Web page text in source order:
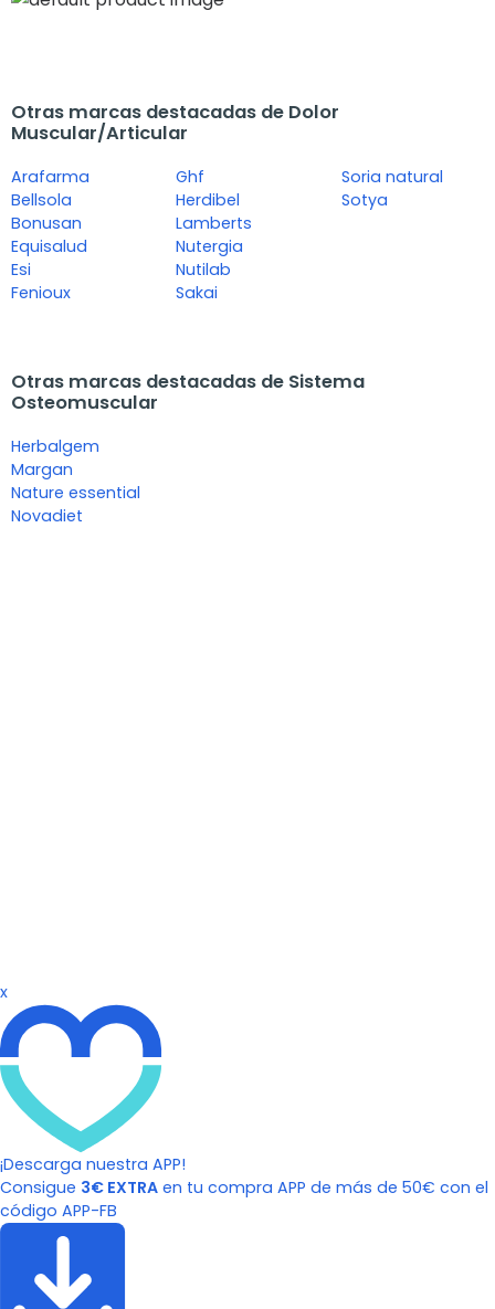
Otras marcas destacadas de Dolor
Muscular/Articular
Arafarma
Bellsola
Bonusan
Equisalud
Esi
Fenioux
Ghf
Herdibel
Lamberts
Nutergia
Nutilab
Sakai
Soria natural
Sotya
Otras marcas destacadas de Sistema
Osteomuscular
Herbalgem
Margan
Nature essential
Novadiet
x
¡Descarga nuestra APP!
Consigue 3€ EXTRA en tu compra APP de más de 50€ con el
código APP-FB